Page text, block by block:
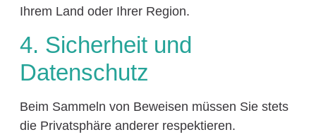
Ihrem Land oder Ihrer Region.
4. Sicherheit und
Datenschutz
Beim Sammeln von Beweisen müssen Sie stets
die Privatsphäre anderer respektieren.